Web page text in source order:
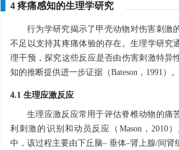
4 疼痛感知的生理学研究
行为学研究揭示了甲壳动物对伤害刺激
不足以支持其疼痛体验的存在。生理学研究
理干预，探究这些反应是否由伤害刺激特异
知的推断提供进一步证据（Bateson，1991）。
4.1 生理应激反应
生理应激反应常用于评估脊椎动物的痛
利刺激的识别和动员反应（Mason，2010
中，该过程主要由下丘脑– 垂体–肾上腺/间肾